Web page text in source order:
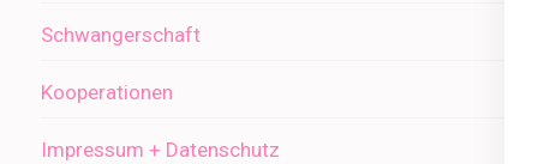
Schwangerschaft
Kooperationen
Impressum + Datenschutz